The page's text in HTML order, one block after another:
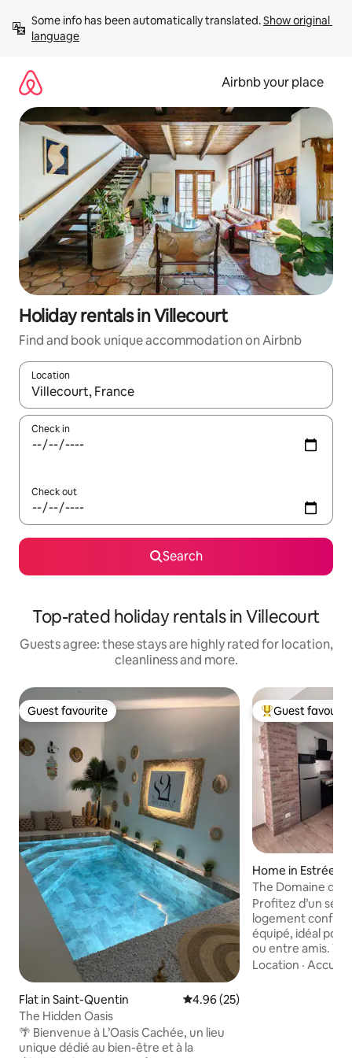
content
Some info has been automatically translated. Show original
language
Airbnb your place
Holiday rentals in Villecourt
Find and book unique accommodation on Airbnb
Location
When results are available, navigate with the up and down
Check in
Check out
Search
Top-rated holiday rentals in Villecourt
Guests agree: these stays are highly rated for location,
cleanliness and more.
Guest favourite
Guest favourite
Flat in Saint-Quentin 4.96 out of 5 average rating,
4.96 (25)
The Hidden Oasis
🌴 Bienvenue à L’Oasis Cachée, un lieu
unique dédié au bien-être et à la
Top guest
Guest
Home in Estrées-
The Domaine de
Profitez d’un
logement
équipé, idéal
ou entre amis.
cuisine équipée. La chambre comprend
Location ·